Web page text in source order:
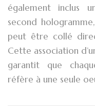
également inclus
second
peut être collé
Cette association
garantit que
réfère à une seule